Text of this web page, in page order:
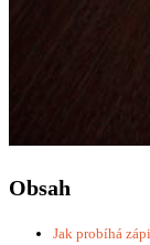
Obsah
Jak probíhá